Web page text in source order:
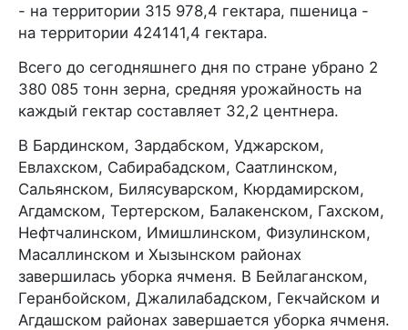
- на территории 315 978,4 гектара, пшеница -
на территории 424141,4 гектара.
Всего до сегодняшнего дня по стране убрано 2
380 085 тонн зерна, средняя урожайность на
каждый гектар составляет 32,2 центнера.
В Бардинском, Зардабском, Уджарском,
Евлахском, Сабирабадском, Саатлинском,
Сальянском, Билясуварском, Кюрдамирском,
Агдамском, Тертерском, Балакенском, Гахском,
Нефтчалинском, Имишлинском, Физулинском,
Масаллинском и Хызынском районах
завершилась уборка ячменя. В Бейлаганском,
Геранбойском, Джалилабадском, Гекчайском и
Агдашском районах завершается уборка ячменя.